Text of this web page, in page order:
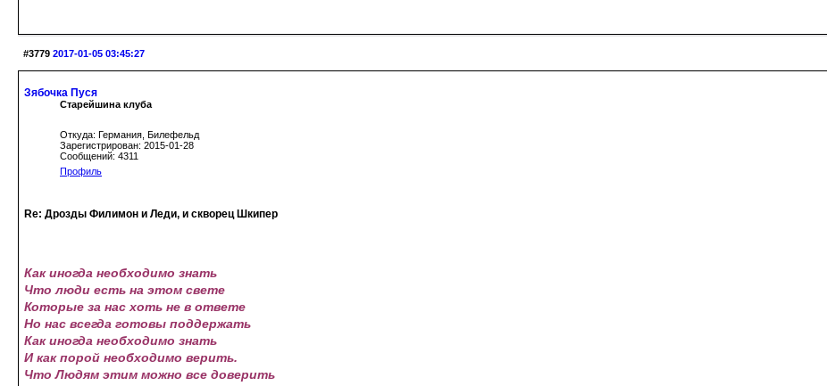
#3779 2017-01-05 03:45:27
Зябочка Пуся
Старейшина клуба
Откуда: Германия, Билефельд
Зарегистрирован: 2015-01-28
Сообщений: 4311
Профиль
Re: Дрозды Филимон и Леди, и скворец Шкипер
Как иногда необходимо знать
Что люди есть на этом свете
Которые за нас хоть не в ответе
Но нас всегда готовы поддержать
Как иногда необходимо знать
И как порой необходимо верить.
Что Людям этим можно все доверить